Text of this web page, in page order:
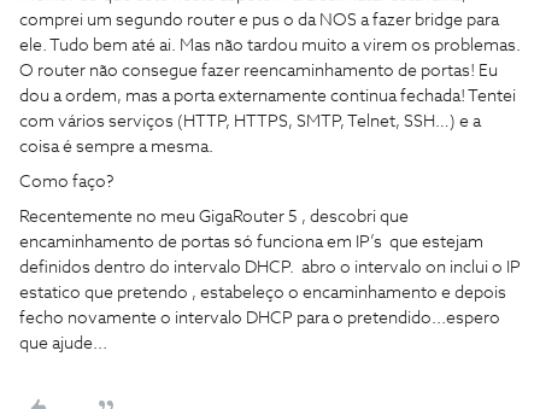
comprei um segundo router e pus o da NOS a fazer bridge para
ele. Tudo bem até ai. Mas não tardou muito a virem os problemas.
O router não consegue fazer reencaminhamento de portas! Eu
dou a ordem, mas a porta externamente continua fechada! Tentei
com vários serviços (HTTP, HTTPS, SMTP, Telnet, SSH…) e a
coisa é sempre a mesma.
Como faço?
Recentemente no meu GigaRouter 5 , descobri que
encaminhamento de portas só funciona em IP’s que estejam
definidos dentro do intervalo DHCP. abro o intervalo on inclui o IP
estatico que pretendo , estabeleço o encaminhamento e depois
fecho novamente o intervalo DHCP para o pretendido...espero
que ajude...